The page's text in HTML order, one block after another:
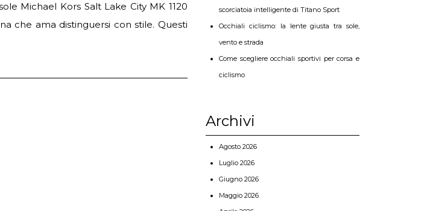
Michael Kors Salt Lake City MK 1120
che ama distinguersi con stile. Questi
scorciatoia intelligente di Titano Sport
Occhiali ciclismo: la lente giusta tra sole,
vento e strada
Come scegliere occhiali sportivi per corsa e
ciclismo
Archivi
Agosto 2026
Luglio 2026
Giugno 2026
Maggio 2026